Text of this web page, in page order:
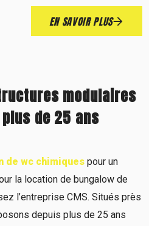
EN SAVOIR PLUS
modulaires
de 25 ans
de wc chimiques pour un
la location de bungalow de
l’entreprise CMS. Situés près
depuis plus de 25 ans